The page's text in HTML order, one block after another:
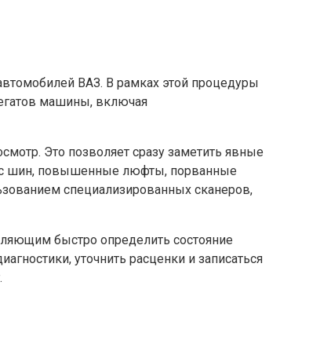
ВАЗ. В рамках этой процедуры
машины, включая
Это позволяет сразу заметить явные
шин, повышенные люфты, порванные
специализированных сканеров,
быстро определить состояние
уточнить расценки и записаться